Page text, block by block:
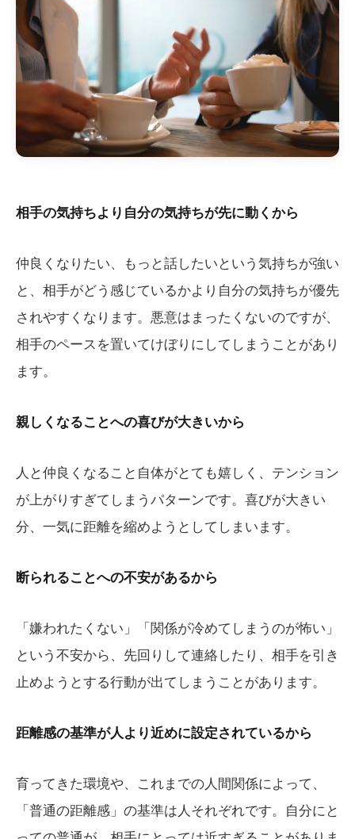
相手の気持ちより自分の気持ちが先に動くから
仲良くなりたい、もっと話したいという気持ちが強い
と、相手がどう感じているかより自分の気持ちが優先
されやすくなります。悪意はまったくないのですが、
相手のペースを置いてけぼりにしてしまうことがあり
ます。
親しくなることへの喜びが大きいから
人と仲良くなること自体がとても嬉しく、テンション
が上がりすぎてしまうパターンです。喜びが大きい
分、一気に距離を縮めようとしてしまいます。
断られることへの不安があるから
「嫌われたくない」「関係が冷めてしまうのが怖い」
という不安から、先回りして連絡したり、相手を引き
止めようとする行動が出てしまうことがあります。
距離感の基準が人より近めに設定されているから
育ってきた環境や、これまでの人間関係によって、
「普通の距離感」の基準は人それぞれです。自分にと